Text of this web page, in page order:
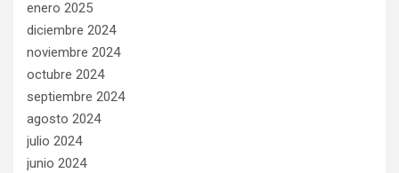
enero 2025
diciembre 2024
noviembre 2024
octubre 2024
septiembre 2024
agosto 2024
julio 2024
junio 2024